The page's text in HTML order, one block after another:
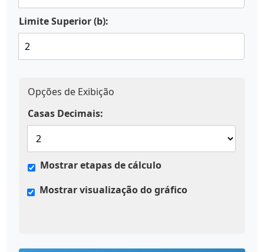
Limite Superior (b):
Opções de Exibição
Casas Decimais:
Mostrar etapas de cálculo
Mostrar visualização do gráfico